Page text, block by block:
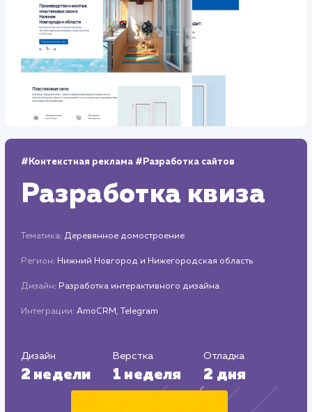
Тематика : Пластиковые окна
Регион продвижения: Нижний Новгород и Нижегородская
обл.
Количество запросов: 100 в день
Средняя позиция по запросам
Дизайн
2 недели
Верстка
1 неделя
Отладка